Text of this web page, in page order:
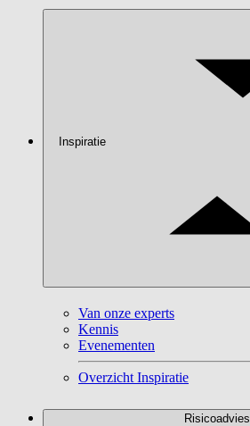
Inspiratie
Van onze experts
Kennis
Evenementen
Overzicht Inspiratie
Risicoadvies